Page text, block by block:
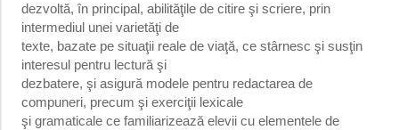
dezvoltă, în principal, abilităţile de citire şi scriere, prin
intermediul unei varietăţi de
texte, bazate pe situaţii reale de viaţă, ce stârnesc şi susţin
interesul pentru lectură şi
dezbatere, şi asigură modele pentru redactarea de
compuneri, precum şi exerciţii lexicale
şi gramaticale ce familiarizează elevii cu elementele de